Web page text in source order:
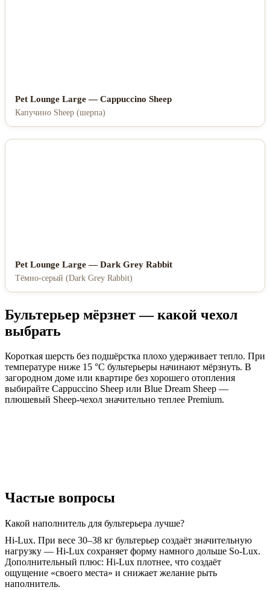
Pet Lounge Large — Cappuccino Sheep
Капучино Sheep (шерпа)
Pet Lounge Large — Dark Grey Rabbit
Тёмно-серый (Dark Grey Rabbit)
Бультерьер мёрзнет — какой чехол
выбрать
Короткая шерсть без подшёрстка плохо удерживает тепло. При
температуре ниже 15 °C бультерьеры начинают мёрзнуть. В
загородном доме или квартире без хорошего отопления
выбирайте Cappuccino Sheep или Blue Dream Sheep —
плюшевый Sheep-чехол значительно теплее Premium.
Частые вопросы
Какой наполнитель для бультерьера лучше?
Hi-Lux. При весе 30–38 кг бультерьер создаёт значительную
нагрузку — Hi-Lux сохраняет форму намного дольше So-Lux.
Дополнительный плюс: Hi-Lux плотнее, что создаёт
ощущение «своего места» и снижает желание рыть
наполнитель.